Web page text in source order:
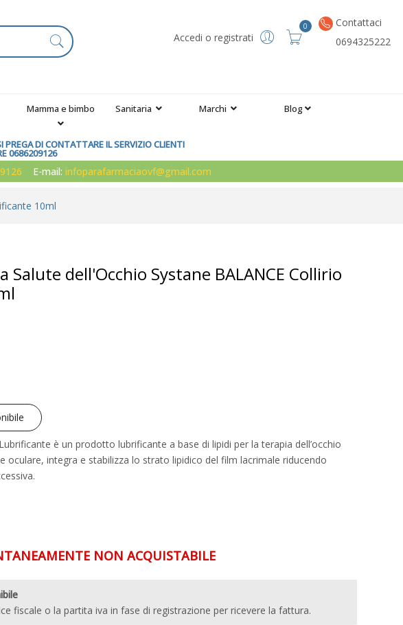
Accedi o registrati
0
Contattaci
0694325222
Mamma e bimbo Sanitaria Marchi Blog
DI CONTATTARE IL SERVIZIO CLIENTI
0686209126
E-mail:infoparafarmaciaovf@gmail.com
10ml
Salute dell'Occhio Systane BALANCE Collirio
è un prodotto lubrificante a base di lipidi per la terapia dell’occhio
oculare, integra e stabilizza lo strato lipidico del film lacrimale riducendo
NON ACQUISTABILE
fiscale o la partita iva in fase di registrazione per ricevere la fattura.